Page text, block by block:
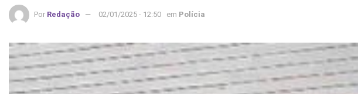
Por Redação 02/01/2025 - 12:50 em Polícia